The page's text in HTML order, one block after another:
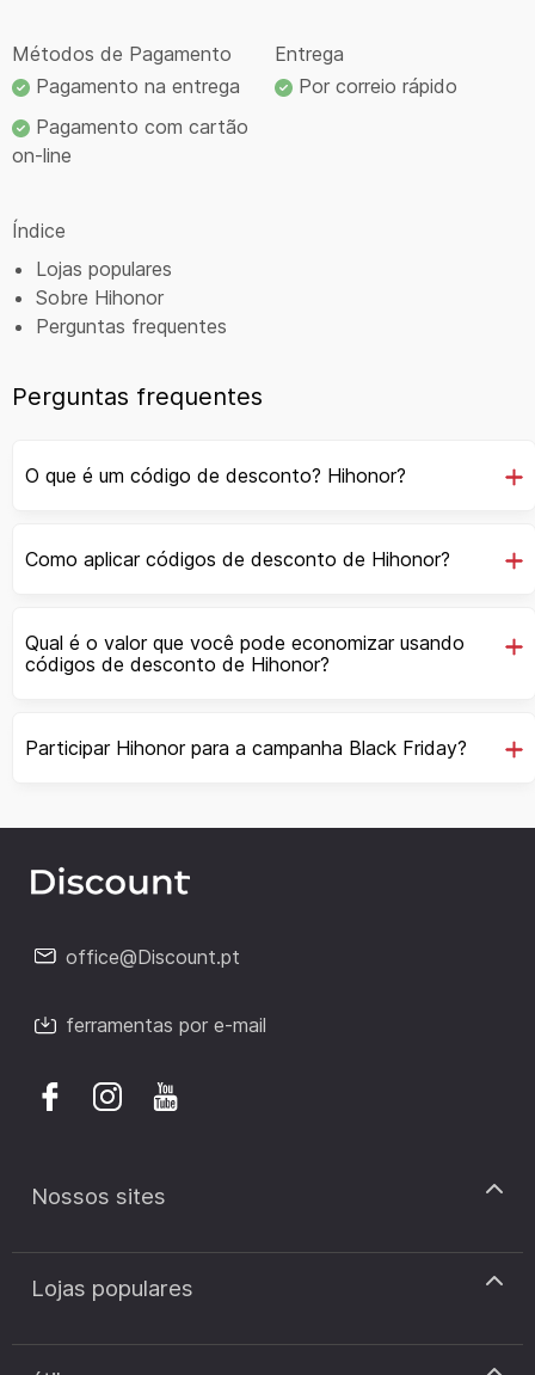
Métodos de Pagamento
Pagamento na entrega
Pagamento com cartão
on-line
Entrega
Por correio rápido
Índice
Lojas populares
Sobre Hihonor
Perguntas frequentes
Perguntas frequentes
O que é um código de desconto? Hihonor?
Como aplicar códigos de desconto de Hihonor?
Qual é o valor que você pode economizar usando
códigos de desconto de Hihonor?
Participar Hihonor para a campanha Black Friday?
office@Discount.pt
ferramentas por e-mail
Nossos sites
discount.pt
discount.sk
Lojas populares
Cupão de desconto Zooplus